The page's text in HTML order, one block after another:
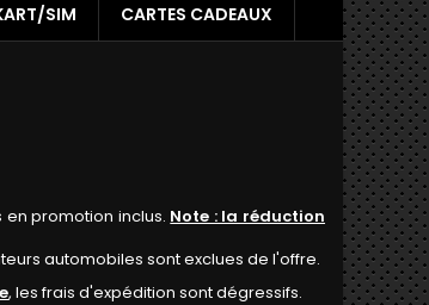
SIM CARTES CADEAUX
promotion inclus. Note : la réduction
automobiles sont exclues de l'offre.
, les frais d'expédition sont dégressifs.